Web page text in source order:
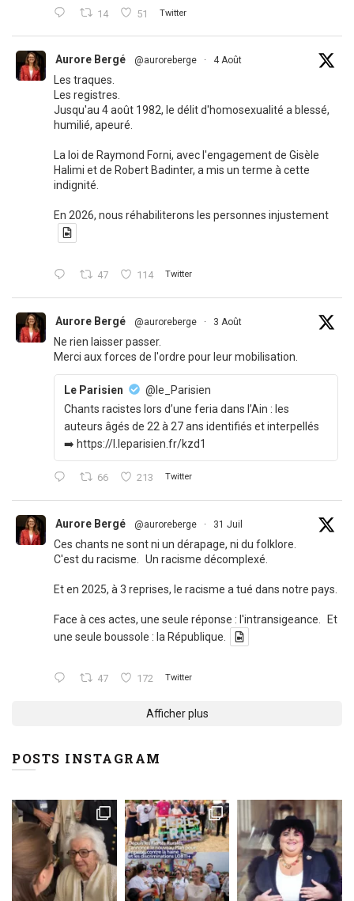
14 51 Twitter
Aurore Bergé @auroreberge · 4 Août
Les traques.
Les registres.
Jusqu'au 4 août 1982, le délit d'homosexualité a blessé,
humilié, apeuré.
La loi de Raymond Forni, avec l'engagement de Gisèle
Halimi et de Robert Badinter, a mis un terme à cette
indignité.
En 2026, nous réhabiliterons les personnes injustement
47 114 Twitter
Aurore Bergé @auroreberge · 3 Août
Ne rien laisser passer.
Merci aux forces de l'ordre pour leur mobilisation.
Le Parisien
@le_Parisien
Chants racistes lors d’une feria dans l’Ain : les
auteurs âgés de 22 à 27 ans identifiés et interpellés
➡️ https://l.leparisien.fr/kzd1
66 213 Twitter
Aurore Bergé @auroreberge · 31 Juil
Ces chants ne sont ni un dérapage, ni du folklore.
C'est du racisme. Un racisme décomplexé.
Et en 2025, à 3 reprises, le racisme a tué dans notre pays.
Face à ces actes, une seule réponse : l'intransigeance. Et
une seule boussole : la République.
47 172 Twitter
Afficher plus
POSTS INSTAGRAM